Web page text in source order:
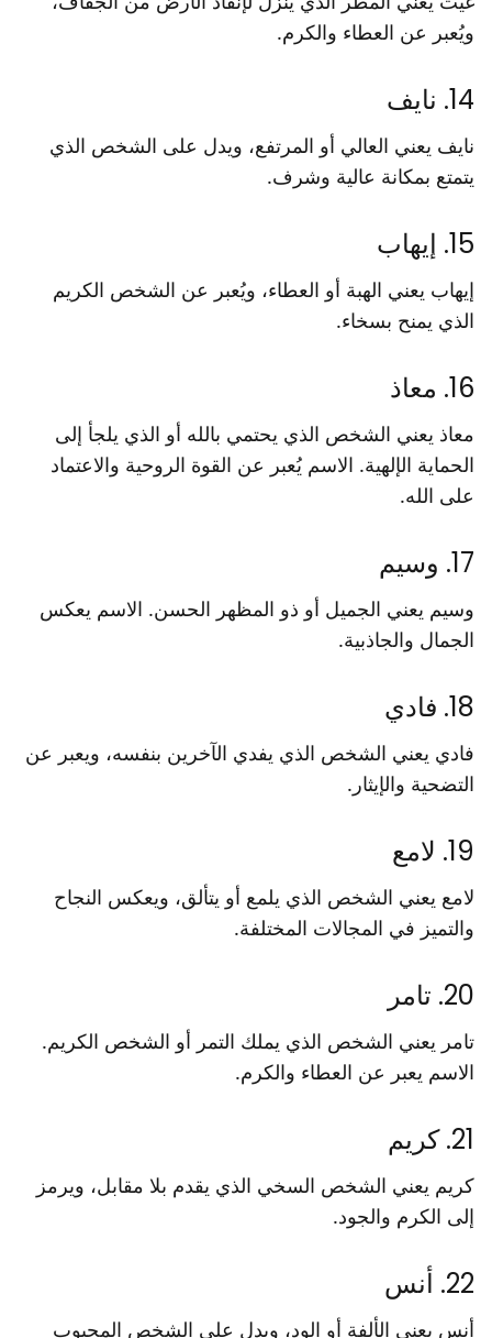
ويُعبر عن العطاء والكرم.
14. نايف
نايف يعني العالي أو المرتفع، ويدل على الشخص الذي
يتمتع بمكانة عالية وشرف.
15. إيهاب
إيهاب يعني الهبة أو العطاء، ويُعبر عن الشخص الكريم
الذي يمنح بسخاء.
16. معاذ
معاذ يعني الشخص الذي يحتمي بالله أو الذي يلجأ إلى
الحماية الإلهية. الاسم يُعبر عن القوة الروحية والاعتماد
على الله.
17. وسيم
وسيم يعني الجميل أو ذو المظهر الحسن. الاسم يعكس
الجمال والجاذبية.
18. فادي
فادي يعني الشخص الذي يفدي الآخرين بنفسه، ويعبر عن
التضحية والإيثار.
19. لامع
لامع يعني الشخص الذي يلمع أو يتألق، ويعكس النجاح
والتميز في المجالات المختلفة.
20. تامر
تامر يعني الشخص الذي يملك التمر أو الشخص الكريم.
الاسم يعبر عن العطاء والكرم.
21. كريم
كريم يعني الشخص السخي الذي يقدم بلا مقابل، ويرمز
إلى الكرم والجود.
22. أنس
أنس يعني الألفة أو الود، ويدل على الشخص المحبوب